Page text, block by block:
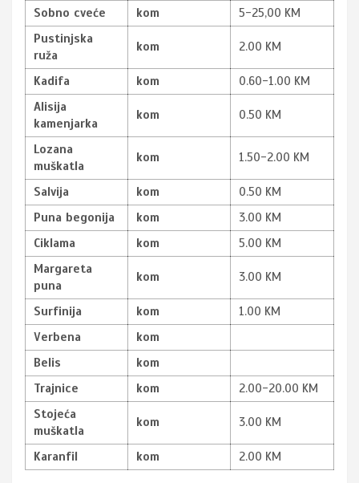
Sobno cveće
kom
5-25,00 KM
Pustinjska
ruža
kom 2.00 KM
Kadifa kom
0.60-1.00 KM
Alisija
kamenjarka
kom 0.50 KM
Lozana
muškatla
kom 1.50-2.00 KM
Salvija kom
0.50 KM
Puna begonija
kom
3.00 KM
Ciklama
kom
5.00 KM
Margareta
puna
kom 3.00 KM
Surfinija kom
1.00 KM
Verbena
kom
Belis
kom
Trajnice
kom
2.00-20.00 KM
Stojeća
muškatla
kom 3.00 KM
Karanfil kom 2.00 KM